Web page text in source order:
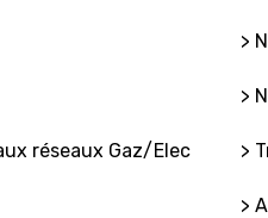
réseaux Gaz/Elec
>
>
>
>